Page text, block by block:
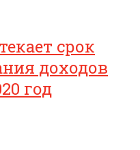
срок
доходов
год